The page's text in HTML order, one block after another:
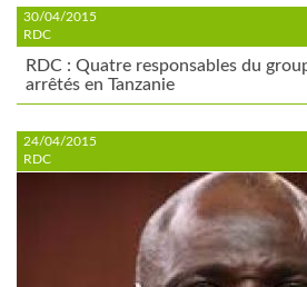
30/04/2015
RDC
RDC : Quatre responsables du
arrêtés en Tanzanie
24/04/2015
RDC